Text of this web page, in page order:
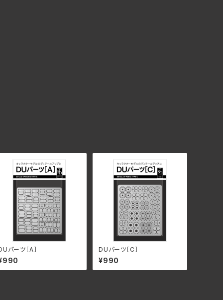
パーツ［A］ DUパーツ［C］
¥990